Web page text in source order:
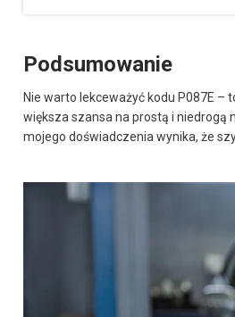
Podsumowanie
Nie warto lekceważyć kodu P087E –
większa szansa na prostą i niedrogą
mojego doświadczenia wynika, że